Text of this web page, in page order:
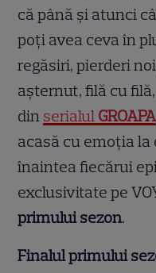
că până și atunci
poți avea ceva în
regăsiri, pierderi
așternut, filă cu
din serialul GROAPA
acasă cu emoția
înaintea fiecărui
exclusivitate pe
primului sezon.
Finalul primului